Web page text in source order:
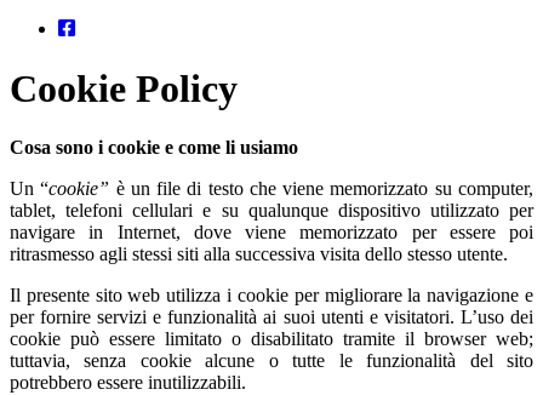
Cookie Policy
Cosa sono i cookie e come li usiamo
Un “cookie” è un file di testo che viene memorizzato su computer,
tablet, telefoni cellulari e su qualunque dispositivo utilizzato per
navigare in Internet, dove viene memorizzato per essere poi
ritrasmesso agli stessi siti alla successiva visita dello stesso utente.
Il presente sito web utilizza i cookie per migliorare la navigazione e
per fornire servizi e funzionalità ai suoi utenti e visitatori. L’uso dei
cookie può essere limitato o disabilitato tramite il browser web;
tuttavia, senza cookie alcune o tutte le funzionalità del sito
potrebbero essere inutilizzabili.